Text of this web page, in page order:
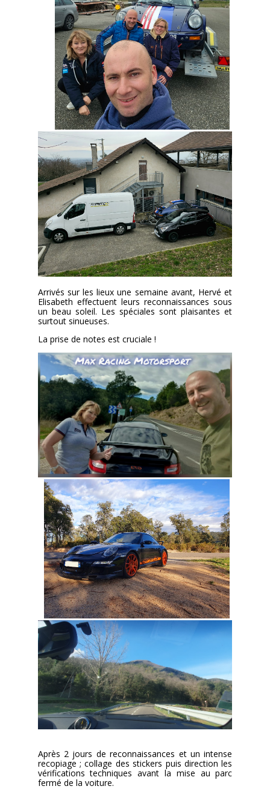
Arrivés sur les lieux une semaine avant, Hervé et
Elisabeth effectuent leurs reconnaissances sous
un beau soleil. Les spéciales sont plaisantes et
surtout sinueuses.
La prise de notes est cruciale !
Après 2 jours de reconnaissances et un intense
recopiage ; collage des stickers puis direction les
vérifications techniques avant la mise au parc
fermé de la voiture.